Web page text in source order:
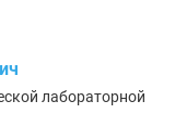
лабораторной